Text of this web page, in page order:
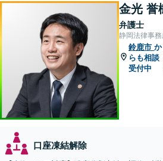
金光 誉
弁護士
静岡法律事
鈴鹿市 か
らも相談
受付中
口座凍結解除